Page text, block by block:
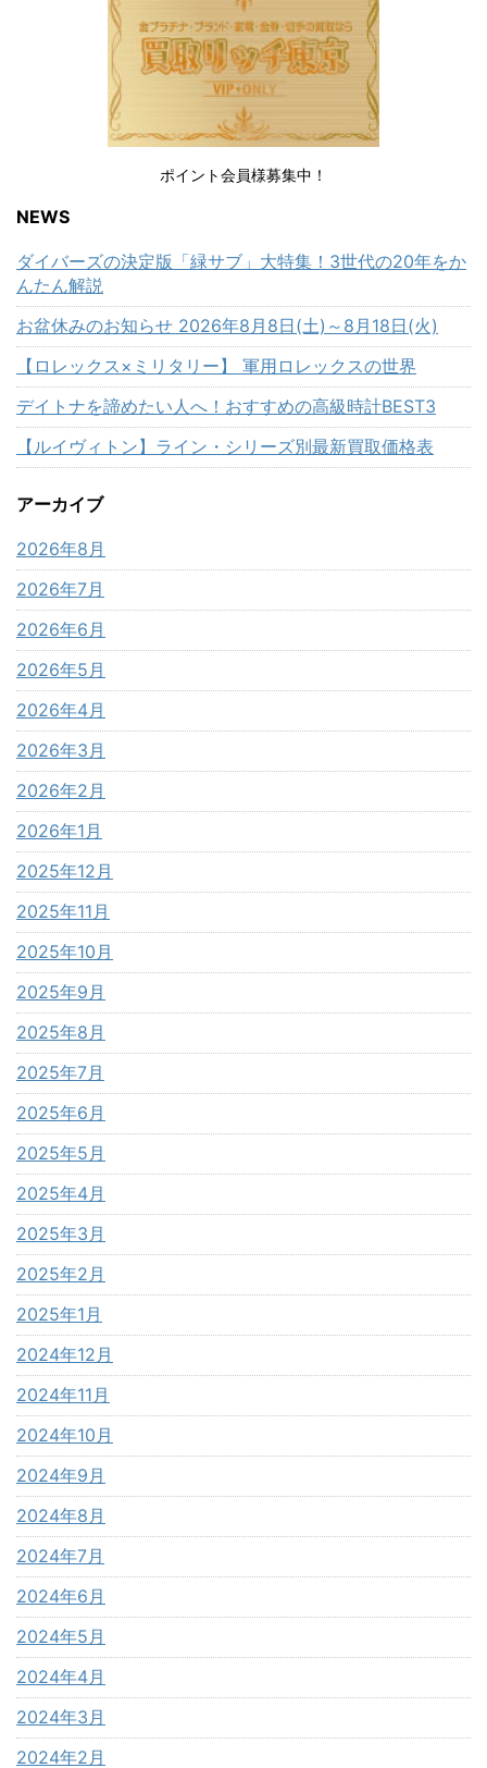
ポイント会員様募集中！
NEWS
ダイバーズの決定版「緑サブ」大特集！3世代の20年をか
んたん解説
お盆休みのお知らせ 2026年8月8日(土)～8月18日(火)
【ロレックス×ミリタリー】 軍用ロレックスの世界
デイトナを諦めたい人へ！おすすめの高級時計BEST3
【ルイヴィトン】ライン・シリーズ別最新買取価格表
アーカイブ
2026年8月
2026年7月
2026年6月
2026年5月
2026年4月
2026年3月
2026年2月
2026年1月
2025年12月
2025年11月
2025年10月
2025年9月
2025年8月
2025年7月
2025年6月
2025年5月
2025年4月
2025年3月
2025年2月
2025年1月
2024年12月
2024年11月
2024年10月
2024年9月
2024年8月
2024年7月
2024年6月
2024年5月
2024年4月
2024年3月
2024年2月